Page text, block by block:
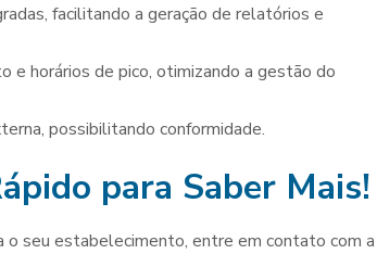
possibilitando conformidade.
para Saber Mais!
seu estabelecimento, entre em contato com a